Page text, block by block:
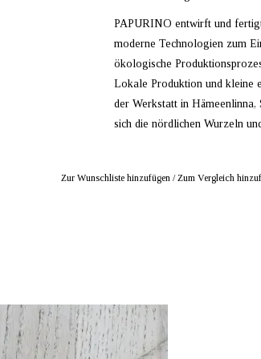
PAPURINO entwirft und
moderne Technologien zum
ökologische
Lokale Produktion und kleine
der Werkstatt in
sich die nördlichen Wurzeln
Zur Wunschliste hinzufügen/Zum Vergleich
mustikka.ch Reeta Nagel,
Frauenfeld, Schweiz